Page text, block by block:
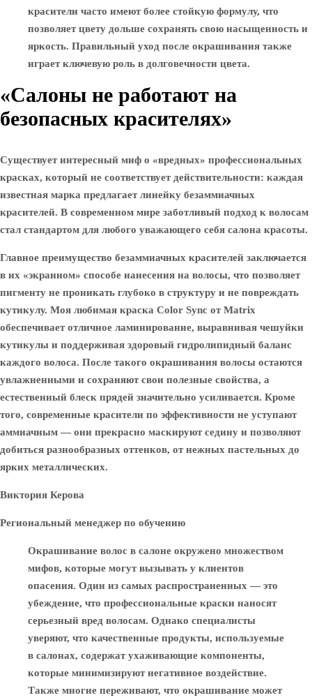
красители часто имеют более стойкую формулу, что
позволяет цвету дольше сохранять свою насыщенность и
яркость. Правильный уход после окрашивания также
играет ключевую роль в долговечности цвета.
«Салоны не работают на
безопасных красителях»
Существует интересный миф о «вредных» профессиональных
красках, который не соответствует действительности: каждая
известная марка предлагает линейку безаммиачных
красителей. В современном мире заботливый подход к волосам
стал стандартом для любого уважающего себя салона красоты.
Главное преимущество безаммиачных красителей заключается
в их «экранном» способе нанесения на волосы, что позволяет
пигменту не проникать глубоко в структуру и не повреждать
кутикулу. Моя любимая краска Color Sync от Matrix
обеспечивает отличное ламинирование, выравнивая чешуйки
кутикулы и поддерживая здоровый гидролипидный баланс
каждого волоса. После такого окрашивания волосы остаются
увлажненными и сохраняют свои полезные свойства, а
естественный блеск прядей значительно усиливается. Кроме
того, современные красители по эффективности не уступают
аммиачным — они прекрасно маскируют седину и позволяют
добиться разнообразных оттенков, от нежных пастельных до
ярких металлических.
Виктория Керова
Региональный менеджер по обучению
Окрашивание волос в салоне окружено множеством
мифов, которые могут вызывать у клиентов
опасения. Один из самых распространенных — это
убеждение, что профессиональные краски наносят
серьезный вред волосам. Однако специалисты
уверяют, что качественные продукты, используемые
в салонах, содержат ухаживающие компоненты,
которые минимизируют негативное воздействие.
Также многие переживают, что окрашивание может